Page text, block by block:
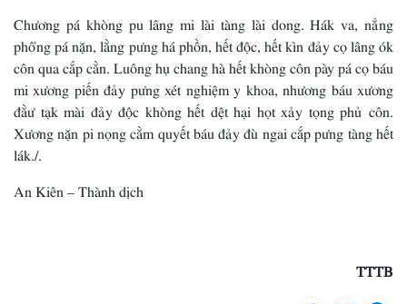
Chương pá khòng pu lâng mi lài tàng lài dong. Hák va, nẳng
phổng pá nặn, lằng pưng há phồn, hết độc, hết kìn đảy cọ lâng ók
côn qua cắp cằn. Luông hụ chang hà hết khòng côn pày pá cọ báu
mi xương piến đảy pưng xét nghiệm y khoa, nhương báu xương
đằư tạk mài đảy độc khòng hết dệt hại họt xảy tọng phủ côn.
Xương nặn pi nọng cằm quyết báu đảy đù ngai cắp pưng tàng hết
lák./.
An Kiên – Thành dịch
TTTB